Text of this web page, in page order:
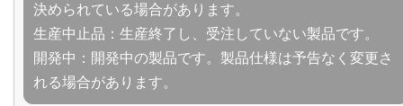
決められている場合があります。
生産中止品：生産終了し、受注していない製品です。
開発中：開発中の製品です。製品仕様は予告なく変更さ
れる場合があります。